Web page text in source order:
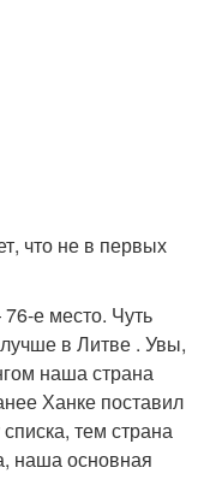
что не в первых
е место. Чуть
в Литве . Увы,
наша страна
Ханке поставил
тем страна
наша основная